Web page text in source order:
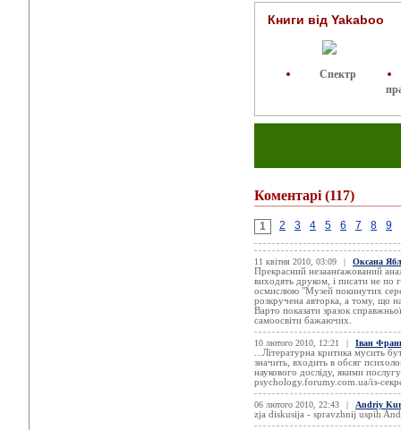
Книги від Yakaboo
Спектр
Коментарі (117)
1 2 3 4 5 6 7 8 9
11 квітня 2010, 03:09 |
Оксана
Прекрасний незаанґажований
виходять друком, і писати не по
осмислюю "Музей покинутих
розкручена авторка, а тому, що
Варто показати зразок
самоосвіти бажаючих.
10 лютого 2010, 12:21 |
Іван
...Літературна критика мусить
значить, входить в обсяг
наукового досліду, якими
psychology.forumy.com.ua/із-
06 лютого 2010, 22:43 |
Andriy
zja diskusija - spravzhnij uspih